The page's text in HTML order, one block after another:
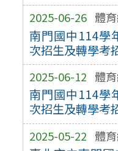
2025-06-26 體
南門國中114學
次招生及轉學考
2025-06-12 體
南門國中114學
次招生及轉學考
2025-05-22 體